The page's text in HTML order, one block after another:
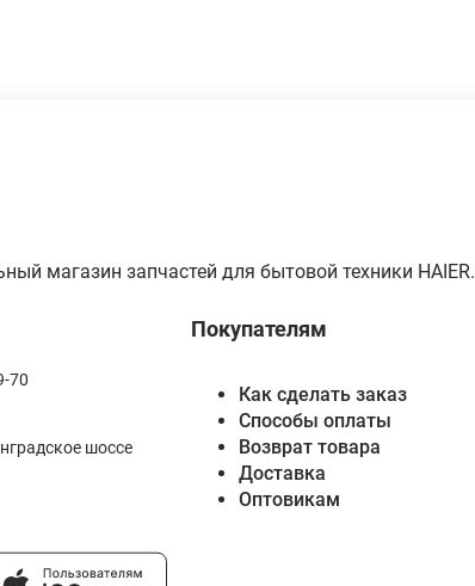
магазин запчастей для бытовой техники HAIER.
Покупателям
Как сделать заказ
Способы оплаты
Возврат товара
Доставка
Оптовикам
70
шоссе